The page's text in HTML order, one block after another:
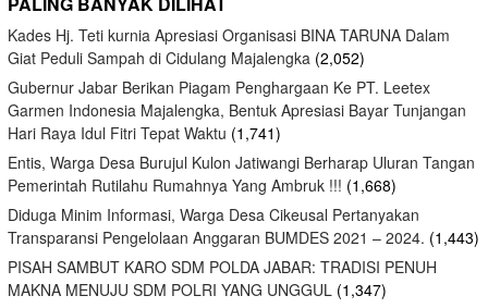
Kades Hj. Teti kurnia Apresiasi Organisasi BINA TARUNA Dalam
Giat Peduli Sampah di Cidulang Majalengka (2,052)
Gubernur Jabar Berikan Piagam Penghargaan Ke PT. Leetex
Garmen Indonesia Majalengka, Bentuk Apresiasi Bayar Tunjangan
Hari Raya Idul Fitri Tepat Waktu (1,741)
Entis, Warga Desa Burujul Kulon Jatiwangi Berharap Uluran Tangan
Pemerintah Rutilahu Rumahnya Yang Ambruk !!! (1,668)
Diduga Minim Informasi, Warga Desa Cikeusal Pertanyakan
Transparansi Pengelolaan Anggaran BUMDES 2021 – 2024. (1,443)
PISAH SAMBUT KARO SDM POLDA JABAR: TRADISI PENUH
MAKNA MENUJU SDM POLRI YANG UNGGUL (1,347)